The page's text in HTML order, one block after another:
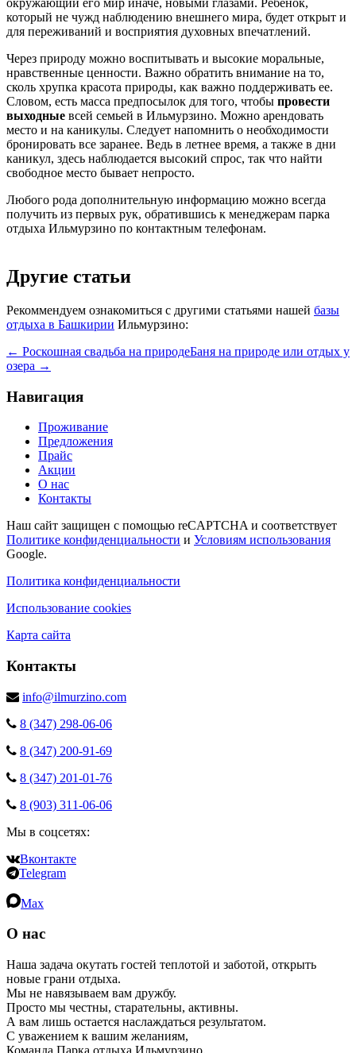
окружающий его мир иначе, новыми глазами. Ребенок,
который не чужд наблюдению внешнего мира, будет открыт и
для переживаний и восприятия духовных впечатлений.
Через природу можно воспитывать и высокие моральные,
нравственные ценности. Важно обратить внимание на то,
сколь хрупка красота природы, как важно поддерживать ее.
Словом, есть масса предпосылок для того, чтобы провести
выходные всей семьей в Ильмурзино. Можно арендовать
место и на каникулы. Следует напомнить о необходимости
бронировать все заранее. Ведь в летнее время, а также в дни
каникул, здесь наблюдается высокий спрос, так что найти
свободное место бывает непросто.
Любого рода дополнительную информацию можно всегда
получить из первых рук, обратившись к менеджерам парка
отдыха Ильмурзино по контактным телефонам.
Другие статьи
Рекоммендуем ознакомиться с другими статьями нашей базы
отдыха в Башкирии Ильмурзино:
← Роскошная свадьба на природеБаня на природе или отдых у
озера →
Навигация
Проживание
Предложения
Прайс
Акции
О нас
Контакты
Наш сайт защищен с помощью reCAPTCHA и соответствует
Политике конфиденциальности и Условиям использования
Google.
Политика конфиденциальности
Использование cookies
Карта сайта
Контакты
info@ilmurzino.com
8 (347) 298‑06‑06
8 (347) 200‑91‑69
8 (347) 201‑01‑76
8 (903) 311‑06‑06
Мы в соцсетях:
Вконтакте
Telegram
Max
О нас
Наша задача окутать гостей теплотой и заботой, открыть
новые грани отдыха.
Мы не навязываем вам дружбу.
Просто мы честны, старательны, активны.
А вам лишь остается наслаждаться результатом.
С уважением к вашим желаниям,